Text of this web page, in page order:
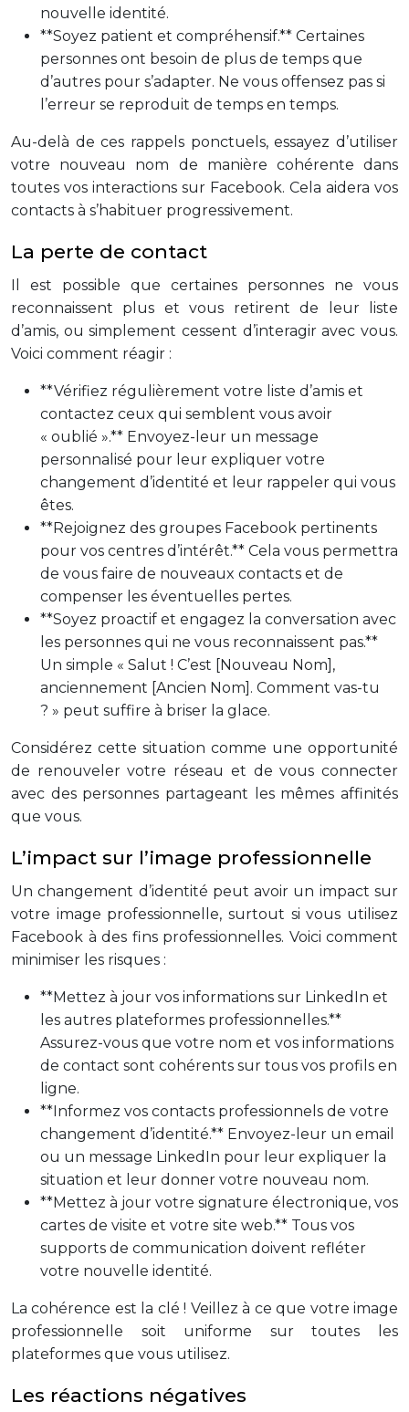
nouvelle identité.
**Soyez patient et compréhensif.** Certaines
personnes ont besoin de plus de temps que
d’autres pour s’adapter. Ne vous offensez pas si
l’erreur se reproduit de temps en temps.
Au-delà de ces rappels ponctuels, essayez d’utiliser
votre nouveau nom de manière cohérente dans
toutes vos interactions sur Facebook. Cela aidera vos
contacts à s’habituer progressivement.
La perte de contact
Il est possible que certaines personnes ne vous
reconnaissent plus et vous retirent de leur liste
d’amis, ou simplement cessent d’interagir avec vous.
Voici comment réagir :
**Vérifiez régulièrement votre liste d’amis et
contactez ceux qui semblent vous avoir
« oublié ».** Envoyez-leur un message
personnalisé pour leur expliquer votre
changement d’identité et leur rappeler qui vous
êtes.
**Rejoignez des groupes Facebook pertinents
pour vos centres d’intérêt.** Cela vous permettra
de vous faire de nouveaux contacts et de
compenser les éventuelles pertes.
**Soyez proactif et engagez la conversation avec
les personnes qui ne vous reconnaissent pas.**
Un simple « Salut ! C’est [Nouveau Nom],
anciennement [Ancien Nom]. Comment vas-tu
? » peut suffire à briser la glace.
Considérez cette situation comme une opportunité
de renouveler votre réseau et de vous connecter
avec des personnes partageant les mêmes affinités
que vous.
L’impact sur l’image professionnelle
Un changement d’identité peut avoir un impact sur
votre image professionnelle, surtout si vous utilisez
Facebook à des fins professionnelles. Voici comment
minimiser les risques :
**Mettez à jour vos informations sur LinkedIn et
les autres plateformes professionnelles.**
Assurez-vous que votre nom et vos informations
de contact sont cohérents sur tous vos profils en
ligne.
**Informez vos contacts professionnels de votre
changement d’identité.** Envoyez-leur un email
ou un message LinkedIn pour leur expliquer la
situation et leur donner votre nouveau nom.
**Mettez à jour votre signature électronique, vos
cartes de visite et votre site web.** Tous vos
supports de communication doivent refléter
votre nouvelle identité.
La cohérence est la clé ! Veillez à ce que votre image
professionnelle soit uniforme sur toutes les
plateformes que vous utilisez.
Les réactions négatives